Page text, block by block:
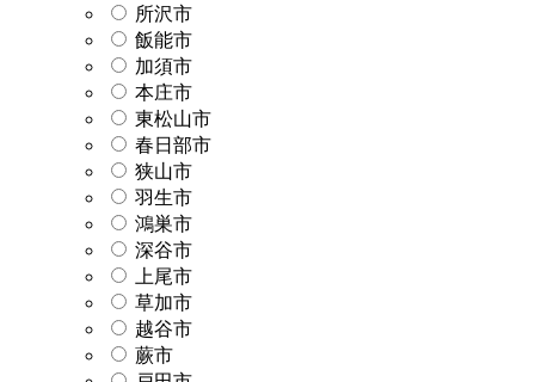
所沢市
飯能市
加須市
本庄市
東松山市
春日部市
狭山市
羽生市
鴻巣市
深谷市
上尾市
草加市
越谷市
蕨市